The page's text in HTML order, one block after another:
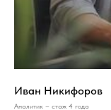
Иван Никифоров
Аналитик – стаж 4 года